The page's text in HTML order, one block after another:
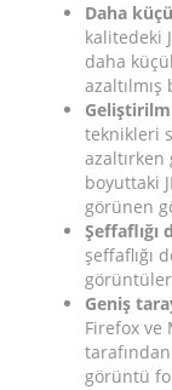
Daha
kalitedeki
daha
teknikleri
boyuttaki
görünen
Şeffaflığı
şeffaflığı
Geniş
Firefox ve
görüntü